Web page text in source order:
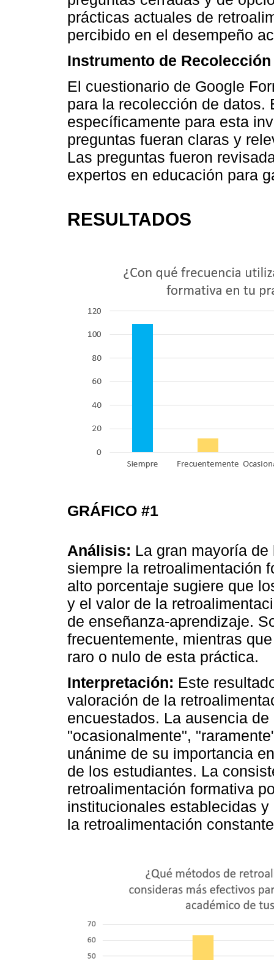
prácticas actuales de
percibido en el desempeño
Instrumento de
El cuestionario de Google
para la recolección de datos.
específicamente para esta
preguntas fueran claras y
Las preguntas fueron
expertos en educación para
RESULTADOS
GRÁFICO #1
Análisis: La gran mayoría
siempre la retroalimentación
alto porcentaje sugiere que
y el valor de la
de enseñanza-aprendizaje.
frecuentemente, mientras
raro o nulo de esta práctica.
Interpretación: Este
valoración de la
encuestados. La ausencia
"ocasionalmente",
unánime de su importancia
de los estudiantes. La
retroalimentación formativa
institucionales establecidas
la retroalimentación